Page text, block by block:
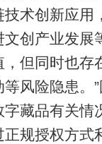
技术创新应用
创产业发展
但同时也存
风险隐患。
字藏品有关情
规授权方式